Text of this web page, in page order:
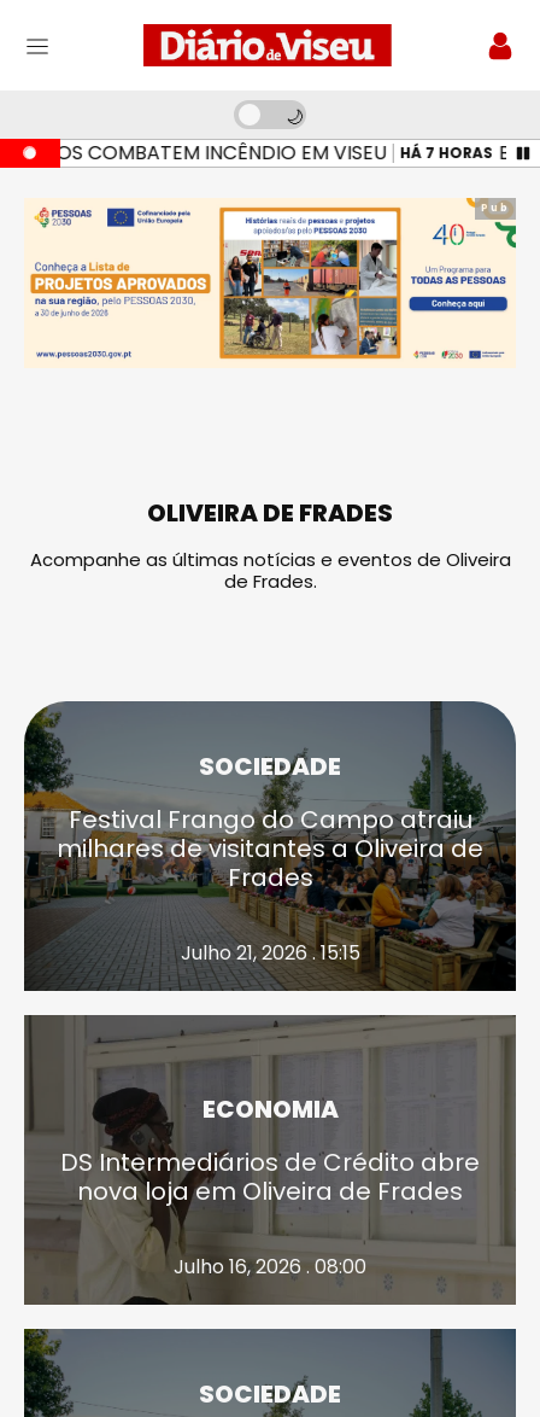
COMBATEM INCÊNDIO EM VISEU HÁ 7 HORAS
Pub
OLIVEIRA DE FRADES
Acompanhe as últimas notícias e eventos de Oliveira
de Frades.
SOCIEDADE
Festival Frango do Campo atraiu
milhares de visitantes a Oliveira de
Frades
Julho 21, 2026 . 15:15
ECONOMIA
DS Intermediários de Crédito abre
nova loja em Oliveira de Frades
Julho 16, 2026 . 08:00
SOCIEDADE